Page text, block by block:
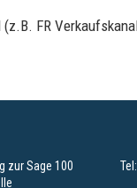
FR
zur Sage 100
Tel: